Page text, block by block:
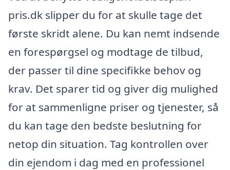
pris.dk slipper du for at skulle tage det
første skridt alene. Du kan nemt indsende
en forespørgsel og modtage de tilbud,
der passer til dine specifikke behov og
krav. Det sparer tid og giver dig mulighed
for at sammenligne priser og tjenester, så
du kan tage den bedste beslutning for
netop din situation. Tag kontrollen over
din ejendom i dag med en professionel